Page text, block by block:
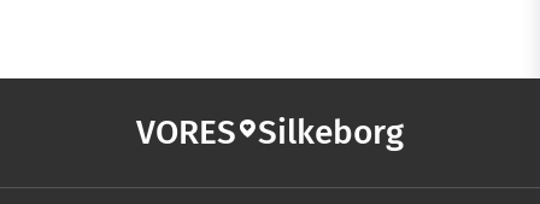
VORES Silkeborg